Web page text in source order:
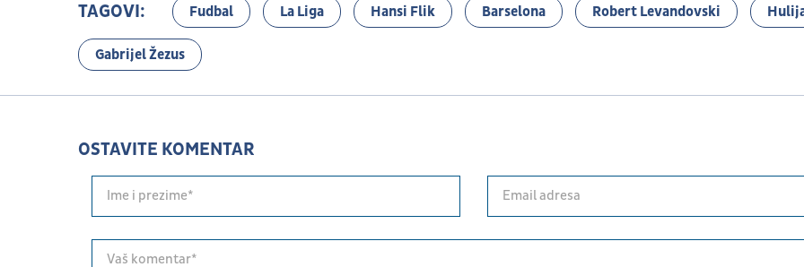
TAGOVI: Fudbal La Liga Hansi Flik Barselona Robert Levandovski
Gabrijel Žezus
OSTAVITE KOMENTAR